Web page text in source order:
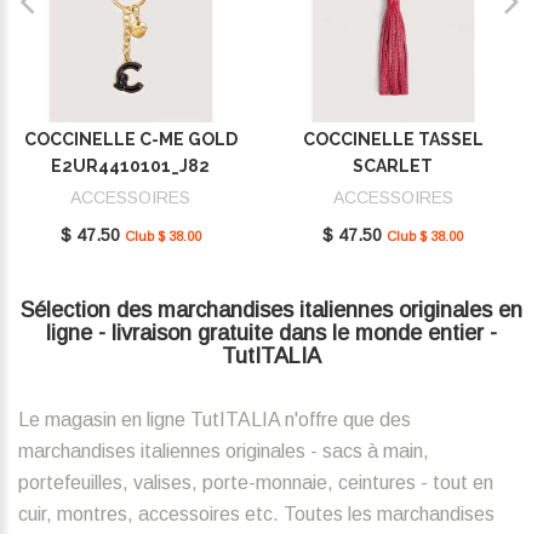
COCCINELLE C-ME GOLD
E2UR4410101_J82
ACCESSOIRES
$ 47.50 Club $ 38.00
COCCINELLE TASSEL
SCARLET
E2MU0410101_R02
ACCESSOIRES
$ 47.50 Club $ 38.00
Sélection des marchandises italiennes originales en
ligne - livraison gratuite dans le monde entier -
TutITALIA
Le magasin en ligne TutITALIA n'offre que des
marchandises italiennes originales - sacs à main,
portefeuilles, valises, porte-monnaie, ceintures - tout en
cuir, montres, accessoires etc. Toutes les marchandises